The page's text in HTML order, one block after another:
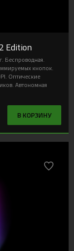
Edition
Беспроводная.
кнопок.
Оптические
Автономная
В КОРЗИНУ